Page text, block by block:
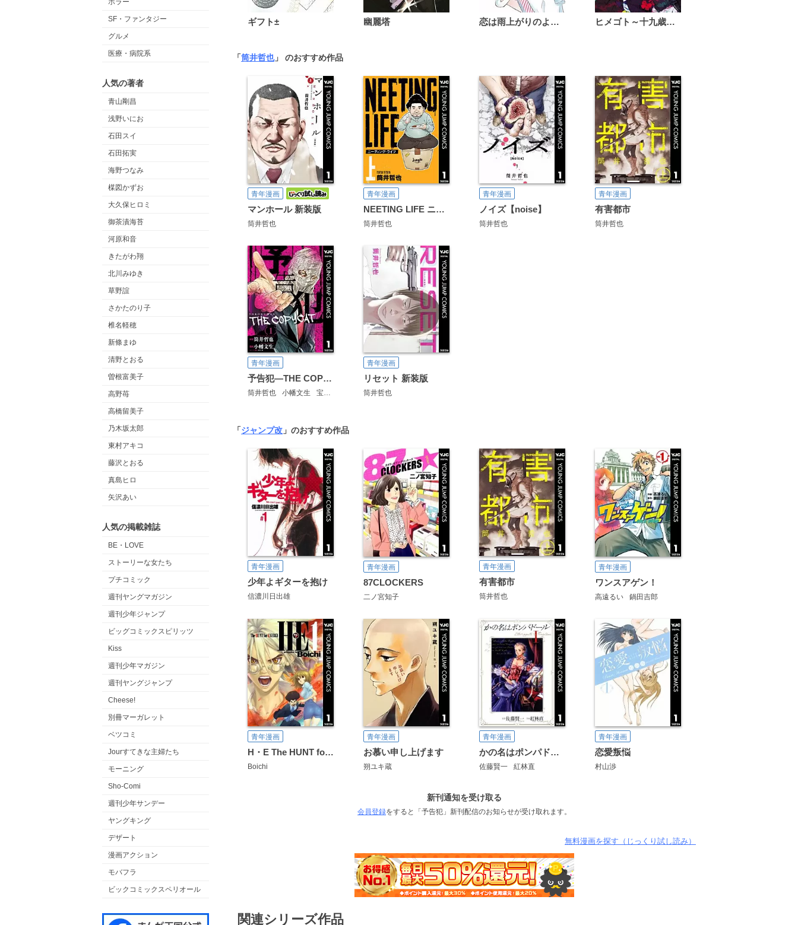
ホラー
SF・ファンタジー
グルメ
医療・病院系
人気の著者
青山剛昌
浅野いにお
石田スイ
石田拓実
海野つなみ
楳図かずお
大久保ヒロミ
御茶漬海苔
河原和音
きたがわ翔
北川みゆき
草野誼
さかたのり子
椎名軽穂
新條まゆ
清野とおる
曽根富美子
高野苺
高橋留美子
乃木坂太郎
東村アキコ
藤沢とおる
真島ヒロ
矢沢あい
人気の掲載雑誌
BE・LOVE
ストーリーな女たち
プチコミック
週刊ヤングマガジン
週刊少年ジャンプ
ビッグコミックスピリッツ
Kiss
週刊少年マガジン
週刊ヤングジャンプ
Cheese!
別冊マーガレット
ベツコミ
Jourすてきな主婦たち
モーニング
Sho-Comi
週刊少年サンデー
ヤングキング
デザート
漫画アクション
モバフラ
ビックコミックスペリオール
ギフト± 幽麗塔 恋は雨上がりのように ヒメゴト～十九歳の制服～
「筒井哲也」 のおすすめ作品
青年漫画
マンホール 新装版
筒井哲也
青年漫画
NEETING LIFE ニーティング・ライフ
筒井哲也
青年漫画
ノイズ【noise】
筒井哲也
青年漫画
有害都市
筒井哲也
青年漫画
予告犯―THE COPYCAT―
筒井哲也 小幡文生 宝生仁海
青年漫画
リセット 新装版
筒井哲也
「ジャンプ改 」のおすすめ作品
青年漫画
少年よギターを抱け
信濃川日出雄
青年漫画
87CLOCKERS
二ノ宮知子
青年漫画
有害都市
筒井哲也
青年漫画
ワンスアゲン！
高遠るい 鍋田吉郎
青年漫画
H・E The HUNT for ENERGY
Boichi
青年漫画
お慕い申し上げます
朔ユキ蔵
青年漫画
かの名はポンパドール
佐藤賢一 紅林直
青年漫画
恋愛叛悩
村山渉
新刊通知を受け取る
会員登録をすると「予告犯」新刊配信のお知らせが受け取れます。
無料漫画を探す（じっくり試し読み）
関連シリーズ作品